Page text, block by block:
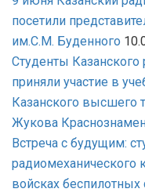
посетили
им.С.М. Буденного
Студенты
приняли участие в
Казанского высшего
Жукова
Встреча с будущим:
радиомеханического
войсках беспилотных